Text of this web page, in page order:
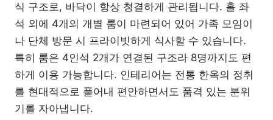
식 구조로, 바닥이 항상 청결하게 관리됩니다. 홀 좌
석 외에 4개의 개별 룸이 마련되어 있어 가족 모임이
나 단체 방문 시 프라이빗하게 식사할 수 있습니다.
특히 룸은 4인석 2개가 연결된 구조라 8명까지도 편
하게 이용 가능합니다. 인테리어는 전통 한옥의 정취
를 현대적으로 풀어내 편안하면서도 품격 있는 분위
기를 자아냅니다.